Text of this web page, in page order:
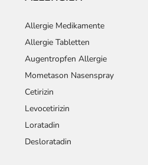
Allergie Medikamente
Allergie Tabletten
Augentropfen Allergie
Mometason Nasenspray
Cetirizin
Levocetirizin
Loratadin
Desloratadin